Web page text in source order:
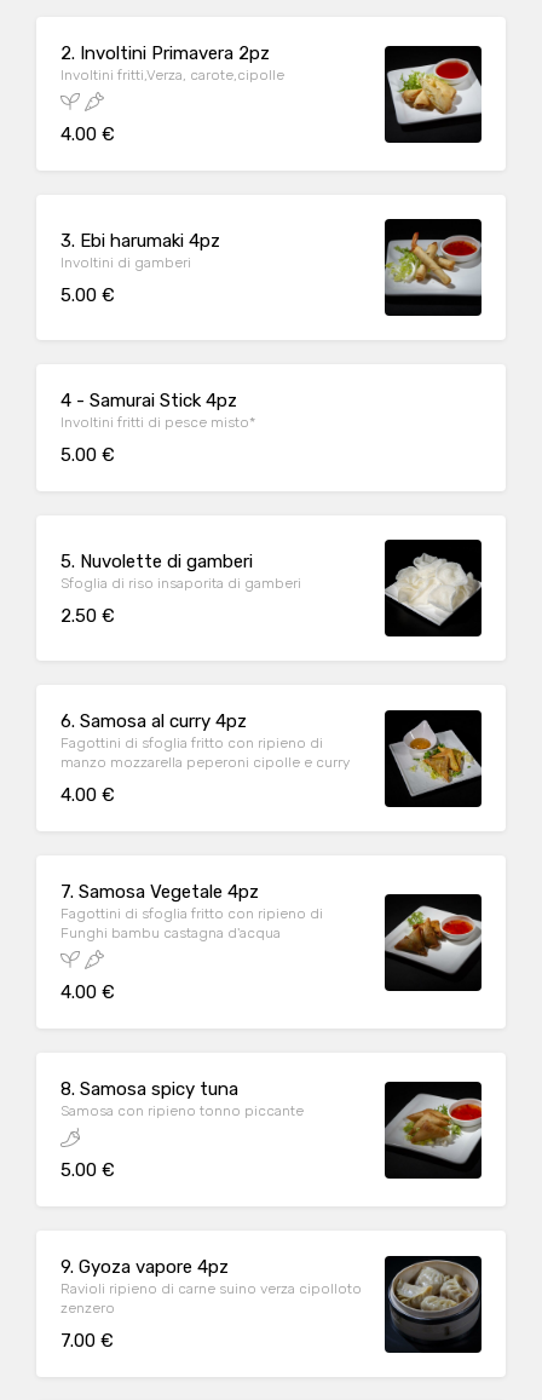
2. Involtini Primavera 2pz
Involtini fritti,Verza, carote,cipolle
4.00 €
3. Ebi harumaki 4pz
Involtini di gamberi
5.00 €
4 - Samurai Stick 4pz
Involtini fritti di pesce misto*
5.00 €
5. Nuvolette di gamberi
Sfoglia di riso insaporita di gamberi
2.50 €
6. Samosa al curry 4pz
Fagottini di sfoglia fritto con ripieno di
manzo mozzarella peperoni cipolle e curry
4.00 €
7. Samosa Vegetale 4pz
Fagottini di sfoglia fritto con ripieno di
Funghi bambu castagna d'acqua
4.00 €
8. Samosa spicy tuna
Samosa con ripieno tonno piccante
5.00 €
9. Gyoza vapore 4pz
Ravioli ripieno di carne suino verza cipolloto
zenzero
7.00 €